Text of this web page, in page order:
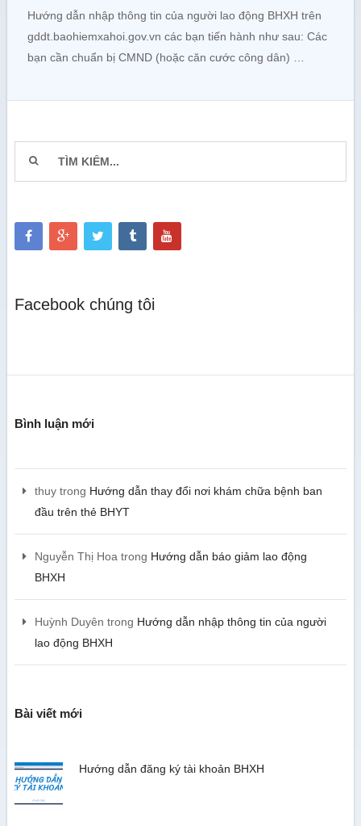
Hướng dẫn nhập thông tin của người lao động BHXH trên
gddt.baohiemxahoi.gov.vn các bạn tiến hành như sau: Các
bạn cần chuẩn bị CMND (hoặc căn cước công dân) …
Facebook chúng tôi
Bình luận mới
thuytrong Hướng dẫn thay đổi nơi khám chữa bệnh ban
đầu trên thẻ BHYT
Nguyễn Thị Hoa trong Hướng dẫn báo giảm lao động
BHXH
Huỳnh Duyên trong Hướng dẫn nhập thông tin của người
lao động BHXH
Bài viết mới
Hướng dẫn đăng ký tài khoản BHXH